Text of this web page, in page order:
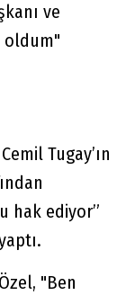
ve
oldum"
Tugay’ın
hak ediyor”
"Ben